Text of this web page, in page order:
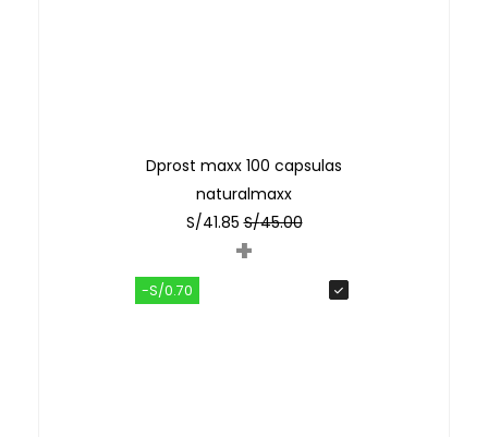
Dprost maxx 100 capsulas
naturalmaxx
S/41.85 S/45.00
+
-S/0.70